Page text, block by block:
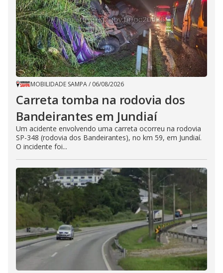
MOBILIDADE SAMPA/ 06/08/2026
Carreta tomba na rodovia dos
Bandeirantes em Jundiaí
Um acidente envolvendo uma carreta ocorreu na rodovia
SP-348 (rodovia dos Bandeirantes), no km 59, em Jundiaí.
O incidente foi...